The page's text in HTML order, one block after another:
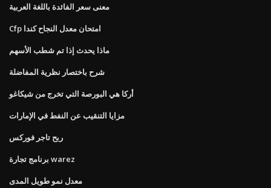
معنى سعر الفائدة باللغة العربية
Cfp امتحان معدل النجاح كندا
ماذا يحدث إذا تم شطب الأسهم
شرح باختصار نظرية المفاضلة
أركا هي البورصة التي تخرج من شيكاغو
مزايا التنقيب عن النفط في الإمارات
ربح تاجر فوركس
برنامج تجارة warez
معدل نمو طويل المدى